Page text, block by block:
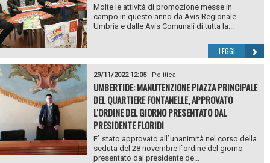
Molte le attività di promozione messe in
campo in questo anno da Avis Regionale
Umbria e dalle Avis Comunali di tutta la...
LEGGI
29/11/2022 12:05| Politica
UMBERTIDE: MANUTENZIONE PIAZZA PRINCIPALE
DEL QUARTIERE FONTANELLE, APPROVATO
L'ORDINE DEL GIORNO PRESENTATO DAL
PRESIDENTE FLORIDI
E` stato approvato all`unanimità nel corso della
seduta del 28 novembre l`ordine del giorno
presentato dal presidente de...